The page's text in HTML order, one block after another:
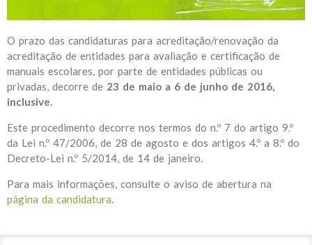
O prazo das candidaturas para acreditação/renovação da
acreditação de entidades para avaliação e certificação de
manuais escolares, por parte de entidades públicas ou
privadas, decorre de 23 de maio a 6 de junho de 2016,
inclusive.
Este procedimento decorre nos termos do n.º 7 do artigo 9.º
da Lei n.º 47/2006, de 28 de agosto e dos artigos 4.º a 8.º do
Decreto-Lei n.º 5/2014, de 14 de janeiro.
Para mais informações, consulte o aviso de abertura na
página da candidatura.